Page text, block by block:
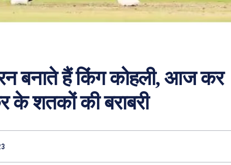
बनाते हैं किंग कोहली, आज कर
शतकों की बराबरी